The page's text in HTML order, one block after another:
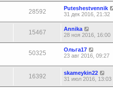
28592
Puteshestvennik
31 дек 2016, 21:32
15467
Annika
28 ноя 2016, 16:00
50325
Ольга17
23 авг 2016, 09:27
16392
skameykin22
31 июл 2016, 13:03